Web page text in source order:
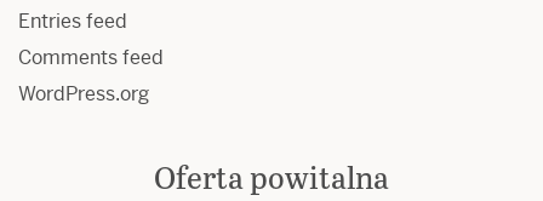
Entries feed
Comments feed
WordPress.org
Oferta powitalna